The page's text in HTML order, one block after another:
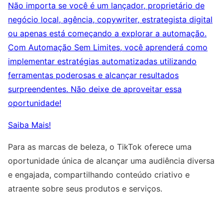
Não importa se você é um lançador, proprietário de
negócio local, agência, copywriter, estrategista digital
ou apenas está começando a explorar a automação.
Com Automação Sem Limites, você aprenderá como
implementar estratégias automatizadas utilizando
ferramentas poderosas e alcançar resultados
surpreendentes. Não deixe de aproveitar essa
oportunidade!
Saiba Mais!
Para as marcas de beleza, o TikTok oferece uma
oportunidade única de alcançar uma audiência diversa
e engajada, compartilhando conteúdo criativo e
atraente sobre seus produtos e serviços.